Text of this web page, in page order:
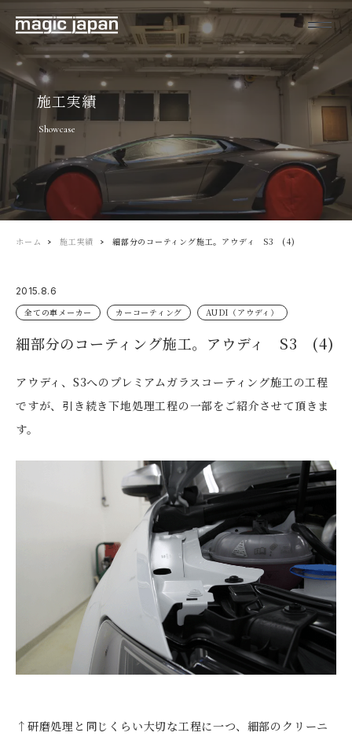
施工実績
Showcase
ホーム 施工実績 細部分のコーティング施工。アウディ S3 (4)
2015.8.6
全ての車メーカー
カーコーティング AUDI（アウディ）
細部分のコーティング施工。アウディ S3 (4)
アウディ、S3へのプレミアムガラスコーティング施工の工程
ですが、引き続き下地処理工程の一部をご紹介させて頂きま
す。
↑研磨処理と同じくらい大切な工程に一つ、細部のクリーニ